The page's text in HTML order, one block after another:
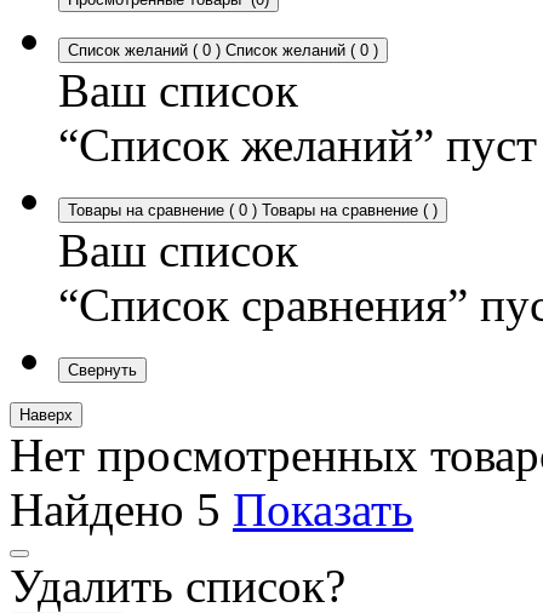
Список желаний ( 0 ) Список желаний ( 0 )
Ваш список
“Список желаний” пуст
Товары на сравнение ( 0 ) Товары на сравнение ( )
Ваш список
“Список сравнения”
Свернуть
Наверх
Нет просмотренных
Найдено 5 Показать
Удалить список?